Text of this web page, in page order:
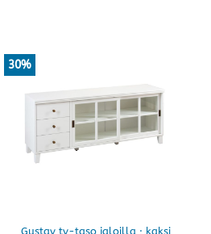
30%
Gustav tv-taso jaloilla · kaksi